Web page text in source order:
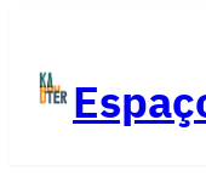
conteúdo